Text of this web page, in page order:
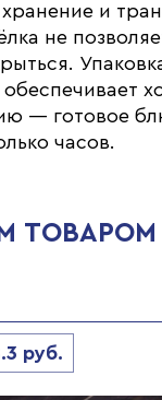
и
не
обеспечивает
— готовое
часов.
руб.